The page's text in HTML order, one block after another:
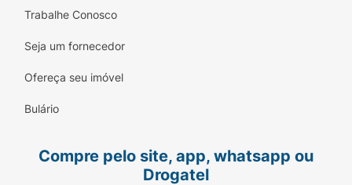
Trabalhe Conosco
Seja um fornecedor
Ofereça seu imóvel
Bulário
Compre pelo site, app, whatsapp ou
Drogatel